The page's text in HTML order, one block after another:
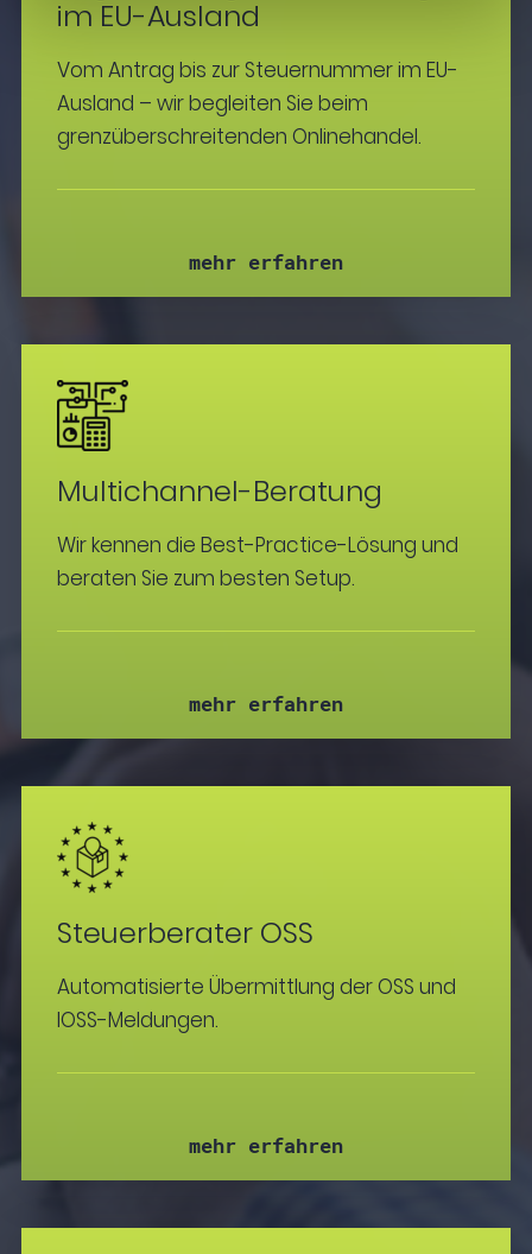
im EU-Ausland
Vom Antrag bis zur Steuernummer im EU-
Ausland – wir begleiten Sie beim
grenzüberschreitenden Onlinehandel.
mehr erfahren
Multichannel-Beratung
Wir kennen die Best-Practice-Lösung und
beraten Sie zum besten Setup.
mehr erfahren
Steuerberater OSS
Automatisierte Übermittlung der OSS und
IOSS-Meldungen.
mehr erfahren